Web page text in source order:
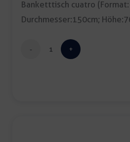
Banketttisch cuatro (Format:
Durchmesser:150cm;
Banketttisch